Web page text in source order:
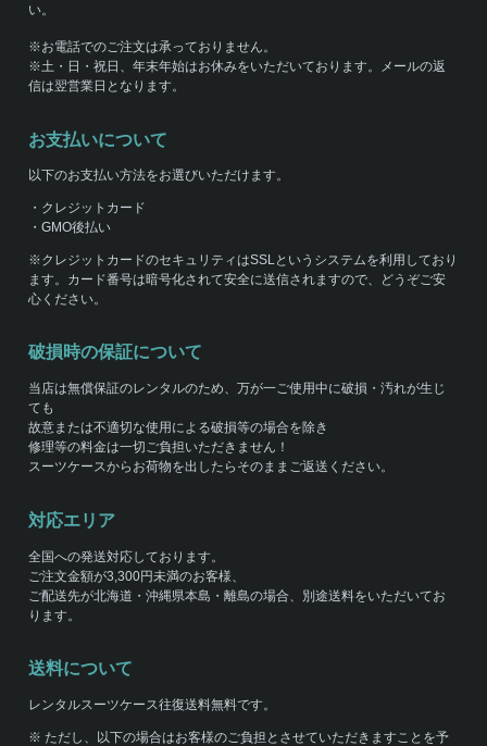
い。
※お電話でのご注文は承っておりません。
※土・日・祝日、年末年始はお休みをいただいております。メールの返
信は翌営業日となります。
お支払いについて
以下のお支払い方法をお選びいただけます。
・クレジットカード
・GMO後払い
※クレジットカードのセキュリティはSSLというシステムを利用しており
ます。カード番号は暗号化されて安全に送信されますので、どうぞご安
心ください。
破損時の保証について
当店は無償保証のレンタルのため、万が一ご使用中に破損・汚れが生じ
ても
故意または不適切な使用による破損等の場合を除き
修理等の料金は一切ご負担いただきません！
スーツケースからお荷物を出したらそのままご返送ください。
対応エリア
全国への発送対応しております。
ご注文金額が3,300円未満のお客様、
ご配送先が北海道・沖縄県本島・離島の場合、別途送料をいただいてお
ります。
送料について
レンタルスーツケース往復送料無料です。
※ ただし、以下の場合はお客様のご負担とさせていただきますことを予